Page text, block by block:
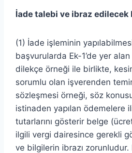
İade talebi ve ibraz edilecek
(1) İade işleminin
başvurularda Ek-1’de yer
dilekçe örneği ile birlikte,
sorumlu olan işverenden
sözleşmesi örneği, söz
istinaden yapılan ödemelere
tutarlarını gösterir belge
ilgili vergi dairesince gerekli
ve bilgilerin ibrazı